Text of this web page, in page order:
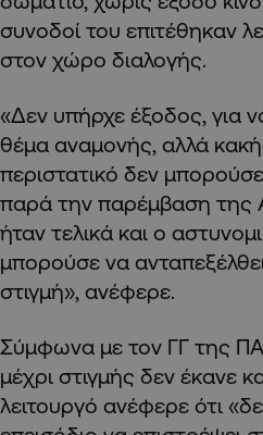
συνοδοί του επιτέθηκαν
στον χώρο διαλογής.
«Δεν υπήρχε έξοδος, για
θέμα αναμονής, αλλά
περιστατικό δεν
παρά την παρέμβαση της
ήταν τελικά και ο
μπορούσε να
στιγμή», ανέφερε.
Σύμφωνα με τον ΓΓ της
μέχρι στιγμής δεν έκανε
λειτουργό ανέφερε ότι